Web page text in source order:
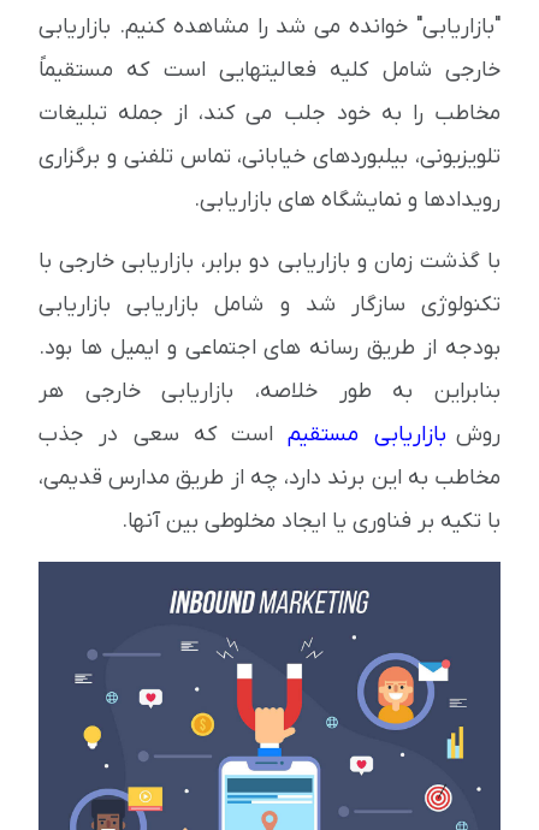
"بازاریابی" خوانده می شد را مشاهده کنیم. بازاریابی
خارجی شامل کلیه فعالیتهایی است که مستقیماً
مخاطب را به خود جلب می کند، از جمله تبلیغات
تلویزیونی، بیلبوردهای خیابانی، تماس تلفنی و برگزاری
رویدادها و نمایشگاه های بازاریابی.
با گذشت زمان و بازاریابی دو برابر، بازاریابی خارجی با
تکنولوژی سازگار شد و شامل بازاریابی بازاریابی
بودجه از طریق رسانه های اجتماعی و ایمیل ها بود.
بنابراین به طور خلاصه، بازاریابی خارجی هر
روش بازاریابی مستقیماست که سعی در جذب
مخاطب به این برند دارد، چه از طریق مدارس قدیمی،
با تکیه بر فناوری یا ایجاد مخلوطی بین آنها.